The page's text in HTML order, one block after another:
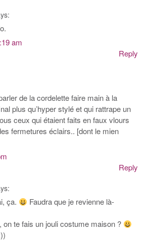
am
Reply
de la cordelette faire main à la
plus qu’hyper stylé et qui rattrape un
ceux qui étaient faits en faux vlours
fermetures éclairs.. [dont le mien
Reply
ça.
Faudra que je revienne là-
on te fais un jouli costume maison ?